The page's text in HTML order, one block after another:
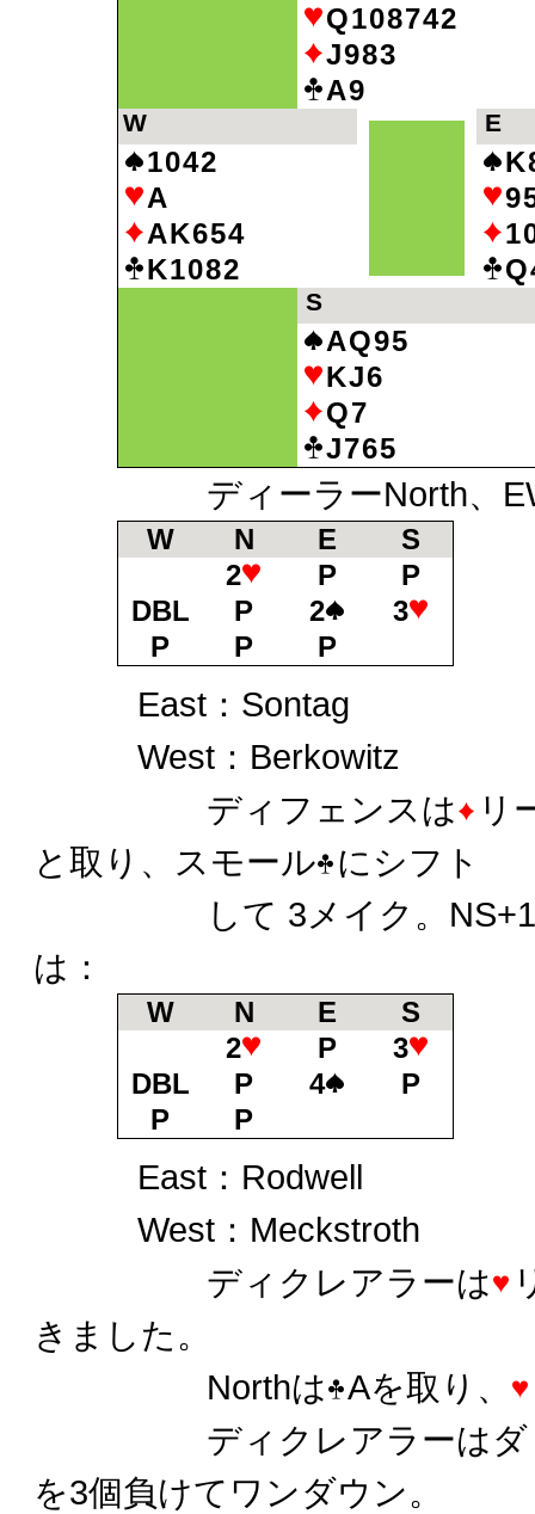
W
1042
A
AK654
K1082
Q108742
J983
A9
E
S
AQ95
KJ6
Q7
J765
ディーラーNorth、
W N E
S
2
P
P
DBL
P 2
3
P
P P
East：Sontag
West：Berkowitz
ディフェンスは
リ
と取り、スモール
にシフト
して 3メイク。NS+140
は：
W N E
S
2
P
3
DBL
P 4
P
P
P
East：Rodwell
West：Meckstroth
ディクレアラーは
きました。
Northは
Aを取り、
ディクレアラーはダ
を3個負けてワンダウン。